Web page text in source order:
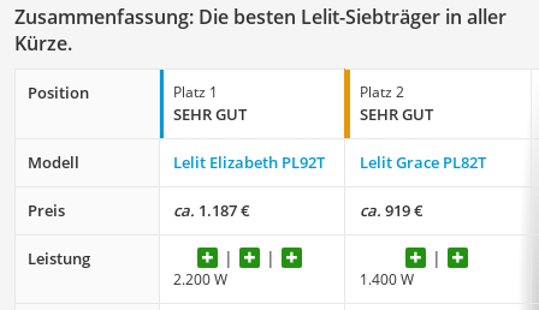
Zusammenfassung: Die besten Lelit-Siebträger in aller
Kürze.
Position Platz 1
SEHR GUT
Platz 2
SEHR GUT
Modell Lelit Elizabeth PL92T Lelit Grace PL82T
Preis ca. 1.187 € ca. 919 €
Leistung
2.200 W 1.400 W